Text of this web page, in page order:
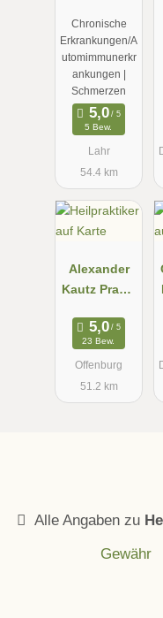
Chronische
Erkrankungen/A
utomimmunerkr
ankungen |
Schmerzen
5 Bew.
Lahr
54.4 km
Alexander
Kautz Praxis
Osteopathie/
Heilpraktiker
| Offenburg
23 Bew.
Offenburg
51.2 km
Alle Angaben zu
Gewähr